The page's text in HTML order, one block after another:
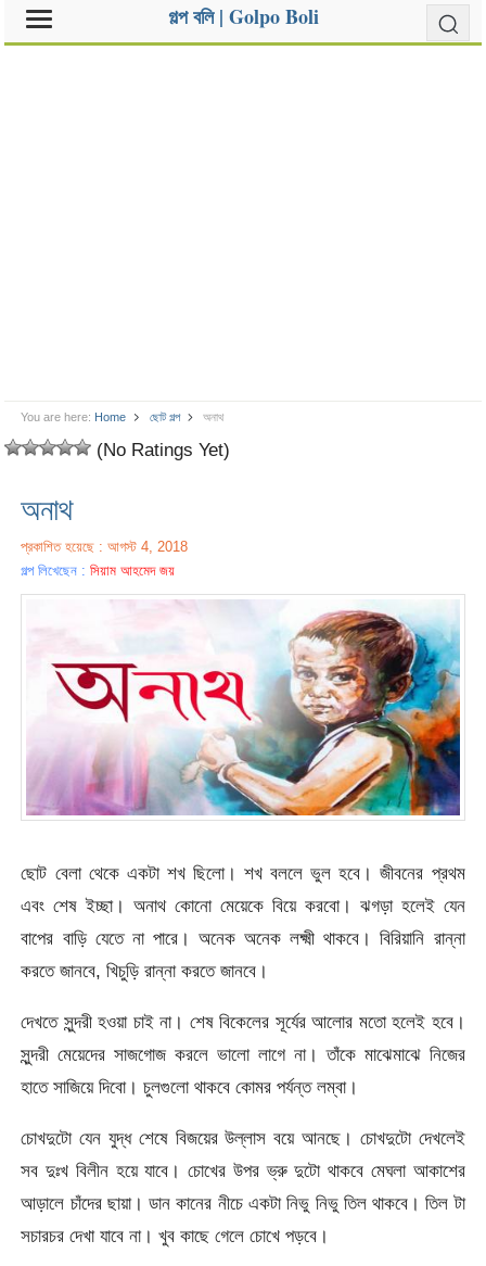
গল্প বলি | Golpo Boli
You are here: Home ছোট গল্প অনাথ
(No Ratings Yet)
অনাথ
প্রকাশিত হয়েছে : আগস্ট 4, 2018
গল্প লিখেছেন :সিয়াম আহমেদ জয়
ছোট বেলা থেকে একটা শখ ছিলো। শখ বললে ভুল হবে। জীবনের প্রথম
এবং শেষ ইচ্ছা। অনাথ কোনো মেয়েকে বিয়ে করবো। ঝগড়া হলেই যেন
বাপের বাড়ি যেতে না পারে। অনেক অনেক লক্ষ্মী থাকবে। বিরিয়ানি রান্না
করতে জানবে, খিচুড়ি রান্না করতে জানবে।
দেখতে সুন্দরী হওয়া চাই না। শেষ বিকেলের সূর্যের আলোর মতো হলেই হবে।
সুন্দরী মেয়েদের সাজগোজ করলে ভালো লাগে না। তাঁকে মাঝেমাঝে নিজের
হাতে সাজিয়ে দিবো। চুলগুলো থাকবে কোমর পর্যন্ত লম্বা।
চোখদুটো যেন যুদ্ধ শেষে বিজয়ের উল্লাস বয়ে আনছে। চোখদুটো দেখলেই
সব দুঃখ বিলীন হয়ে যাবে। চোখের উপর ভ্রু দুটো থাকবে মেঘলা আকাশের
আড়ালে চাঁদের ছায়া। ডান কানের নীচে একটা নিভু নিভু তিল থাকবে। তিল টা
সচারচর দেখা যাবে না। খুব কাছে গেলে চোখে পড়বে।